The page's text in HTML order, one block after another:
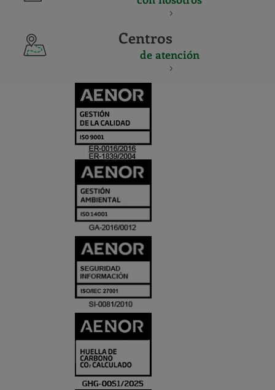
Centros
de atención